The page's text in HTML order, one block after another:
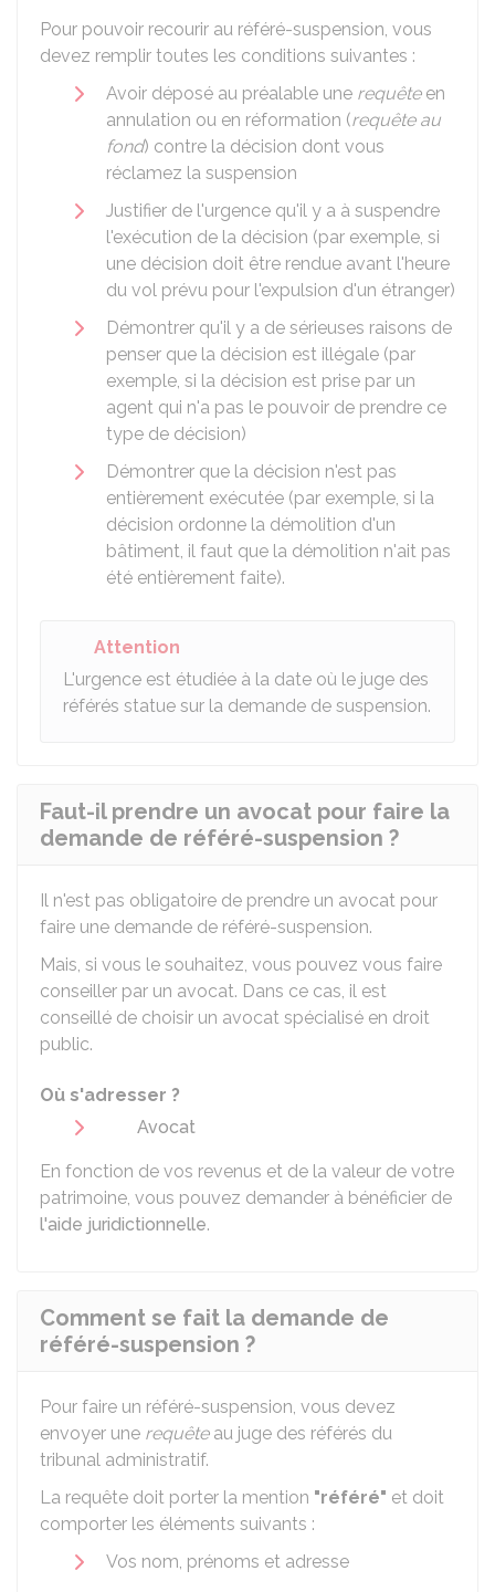
Pour pouvoir recourir au référé-suspension, vous
devez remplir toutes les conditions suivantes :
Avoir déposé au préalable une requêteen
annulation ou en réformation (requête au
fond) contre la décision dont vous
réclamez la suspension
Justifier de l'urgence qu'il y a à suspendre
l'exécution de la décision (par exemple, si
une décision doit être rendue avant l'heure
du vol prévu pour l'expulsion d'un étranger)
Démontrer qu'il y a de sérieuses raisons de
penser que la décision est illégale (par
exemple, si la décision est prise par un
agent qui n'a pas le pouvoir de prendre ce
type de décision)
Démontrer que la décision n'est pas
entièrement exécutée (par exemple, si la
décision ordonne la démolition d'un
bâtiment, il faut que la démolition n'ait pas
été entièrement faite).
Attention
L'urgence est étudiée à la date où le juge des
référés statue sur la demande de suspension.
Faut-il prendre un avocat pour faire la
demande de référé-suspension ?
Il n'est pas obligatoire de prendre un avocat pour
faire une demande de référé-suspension.
Mais, si vous le souhaitez, vous pouvez vous faire
conseiller par un avocat. Dans ce cas, il est
conseillé de choisir un avocat spécialisé en droit
public.
Où s'adresser ?
Avocat
En fonction de vos revenus et de la valeur de votre
patrimoine, vous pouvez demander à bénéficier de
l'aide juridictionnelle.
Comment se fait la demande de
référé-suspension ?
Pour faire un référé-suspension, vous devez
envoyer une requêteau juge des référés du
tribunal administratif.
La requête doit porter la mention "référé" et doit
comporter les éléments suivants :
Vos nom, prénoms et adresse